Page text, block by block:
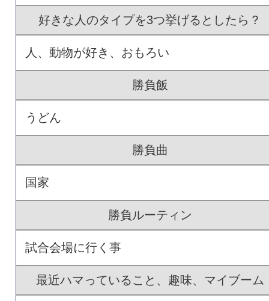
好きな人のタイプを3つ挙げるとしたら？
人、動物が好き、おもろい
勝負飯
うどん
勝負曲
国家
勝負ルーティン
試合会場に行く事
最近ハマっていること、趣味、マイブーム